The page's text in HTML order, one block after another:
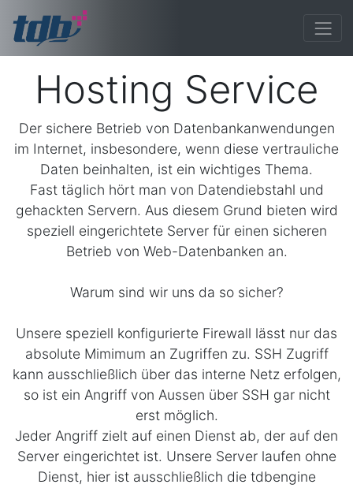
Hosting Service
Der sichere Betrieb von Datenbankanwendungen
im Internet, insbesondere, wenn diese vertrauliche
Daten beinhalten, ist ein wichtiges Thema.
Fast täglich hört man von Datendiebstahl und
gehackten Servern. Aus diesem Grund bieten wird
speziell eingerichtete Server für einen sicheren
Betrieb von Web-Datenbanken an.
Warum sind wir uns da so sicher?
Unsere speziell konfigurierte Firewall lässt nur das
absolute Mimimum an Zugriffen zu. SSH Zugriff
kann ausschließlich über das interne Netz erfolgen,
so ist ein Angriff von Aussen über SSH gar nicht
erst möglich.
Jeder Angriff zielt auf einen Dienst ab, der auf den
Server eingerichtet ist. Unsere Server laufen ohne
Dienst, hier ist ausschließlich die tdbengine